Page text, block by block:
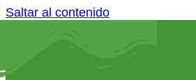
Saltar al contenido